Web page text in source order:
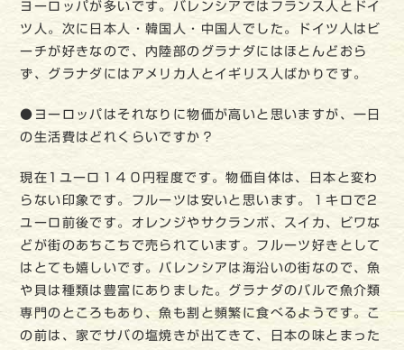
ヨーロッパが多いです。バレンシアではフランス人とドイ
ツ人。次に日本人・韓国人・中国人でした。ドイツ人はビ
ーチが好きなので、内陸部のグラナダにはほとんどおら
ず、グラナダにはアメリカ人とイギリス人ばかりです。
●ヨーロッパはそれなりに物価が高いと思いますが、一日
の生活費はどれくらいですか？
現在1ユーロ１４０円程度です。物価自体は、日本と変わ
らない印象です。フルーツは安いと思います。１キロで2
ユーロ前後です。オレンジやサクランボ、スイカ、ビワな
どが街のあちこちで売られています。フルーツ好きとして
はとても嬉しいです。バレンシアは海沿いの街なので、魚
や貝は種類は豊富にありました。グラナダのバルで魚介類
専門のところもあり、魚も割と頻繁に食べるようです。こ
の前は、家でサバの塩焼きが出てきて、日本の味とまった